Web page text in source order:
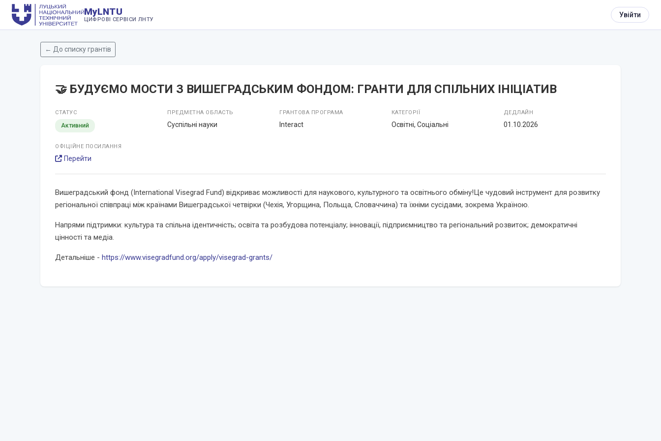
MyLNTU
ЦИФРОВІ СЕРВІСИ ЛНТУ
Увійти
← До списку грантів
🤝 БУДУЄМО МОСТИ З ВИШЕГРАДСЬКИМ ФОНДОМ: ГРАНТИ ДЛЯ СПІЛЬНИХ ІНІЦІАТИВ
СТАТУС
Активний
ПРЕДМЕТНА ОБЛАСТЬ
Суспільні науки
ГРАНТОВА ПРОГРАМА
Interact
КАТЕГОРІЇ
Освітні, Соціальні
ДЕДЛАЙН
01.10.2026
ОФІЦІЙНЕ ПОСИЛАННЯ
Перейти
Вишеградський фонд (International Visegrad Fund) відкриває можливості для наукового, культурного та освітнього обміну!Це чудовий інструмент для розвитку
регіональної співпраці між країнами Вишеградської четвірки (Чехія, Угорщина, Польща, Словаччина) та їхніми сусідами, зокрема Україною.
Напрями підтримки: культура та спільна ідентичність; освіта та розбудова потенціалу; інновації, підприємництво та регіональний розвиток; демократичні
цінності та медіа.
Детальніше -https://www.visegradfund.org/apply/visegrad-grants/